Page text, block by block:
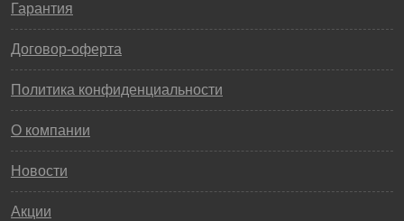
Гарантия
Договор-оферта
Политика конфиденциальности
О компании
Новости
Акции